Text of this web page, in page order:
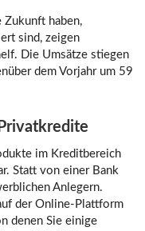
Zukunft haben,
sind, zeigen
Die Umsätze stiegen
dem Vorjahr um 59
im Kreditbereich
Statt von einer Bank
Anlegern.
der Online-Plattform
denen Sie einige